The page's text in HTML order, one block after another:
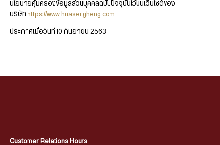
นโยบายคุ้มครองข้อมูลส่วนบุคคลฉบับปัจจุบันไว้บนเว็บไซต์ของ
บริษัท https://www.huasengheng.com
ประกาศเมื่อวันที่ 10 กันยายน 2563
Customer Relations Hours